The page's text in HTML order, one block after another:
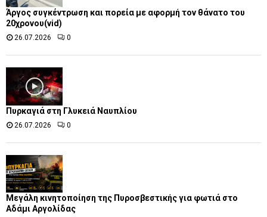
Άργος συγκέντρωση και πορεία με αφορμή τον θάνατο του
20χρονου(vid)
26.07.2026 0
Πυρκαγιά στη Γλυκειά Ναυπλίου
26.07.2026 0
Μεγάλη κινητοποίηση της Πυροσβεστικής για φωτιά στο
Αδάμι Αργολίδας